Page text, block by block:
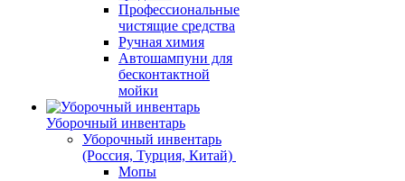
Профессиональные
чистящие средства
Ручная химия
Автошампуни для
бесконтактной
мойки
Уборочный инвентарь
Уборочный инвентарь
(Россия, Турция, Китай)
Мопы